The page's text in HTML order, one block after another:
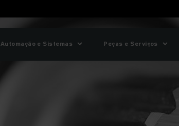
Automação e Sistemas Peças e Serviços